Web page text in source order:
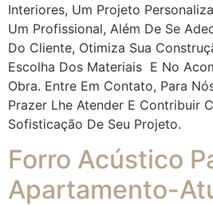
Interiores, Um Projeto
Um Profissional, Além De Se
Do Cliente, Otimiza Sua
Escolha Dos Materiais E No
Obra. Entre Em Contato, Para
Prazer Lhe Atender E Contribuir
Sofisticação De Seu Projeto.
Forro Acústico
Apartamento-